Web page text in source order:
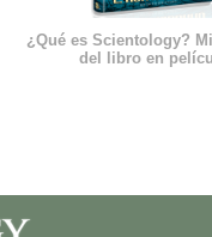
¿Qué es Scientology?
del libro en